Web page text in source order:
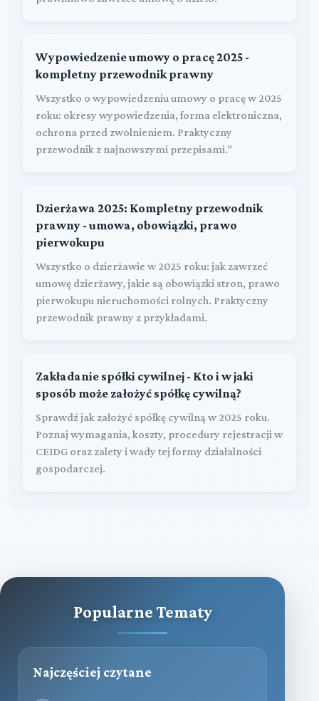
Wypowiedzenie umowy o pracę 2025 -
kompletny przewodnik prawny
Wszystko o wypowiedzeniu umowy o pracę w 2025
roku: okresy wypowiedzenia, forma elektroniczna,
ochrona przed zwolnieniem. Praktyczny
przewodnik z najnowszymi przepisami."
Dzierżawa 2025: Kompletny przewodnik
prawny - umowa, obowiązki, prawo
pierwokupu
Wszystko o dzierżawie w 2025 roku: jak zawrzeć
umowę dzierżawy, jakie są obowiązki stron, prawo
pierwokupu nieruchomości rolnych. Praktyczny
przewodnik prawny z przykładami.
Zakładanie spółki cywilnej - Kto i w jaki
sposób może założyć spółkę cywilną?
Sprawdź jak założyć spółkę cywilną w 2025 roku.
Poznaj wymagania, koszty, procedury rejestracji w
CEIDG oraz zalety i wady tej formy działalności
gospodarczej.
Popularne Tematy
Najczęściej czytane